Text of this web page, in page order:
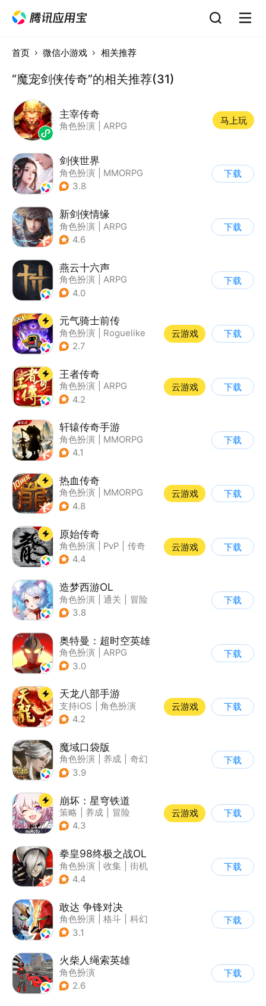
首页 微信小游戏 相关推荐
“魔宠剑侠传奇”的相关推荐(31)
主宰传奇
角色扮演 ARPG
马上玩
剑侠世界
角色扮演
MMORPG
| 武侠
3.8
下载
新剑侠情缘
角色扮演
ARPG
| 武侠
4.6
下载
燕云十六声
角色扮演
ARPG
| 武侠
4.0
下载
元气骑士前传
角色扮演
Roguelike
| 地牢
2.7
云游戏 下载
王者传奇
角色扮演
ARPG
| 传奇
4.2
云游戏 下载
轩辕传奇手游
角色扮演
MMORPG
| 神话
4.1
下载
热血传奇
角色扮演
MMORPG
| 传奇
4.8
云游戏 下载
原始传奇
角色扮演 PvP
传奇
| 自由交易
4.4
云游戏 下载
造梦西游OL
角色扮演 通关
冒险
| 剧情
3.8
下载
奥特曼：超时空英雄
角色扮演
ARPG
| 奇幻
3.0
下载
天龙八部手游
支持iOS
角色扮演
| MMORPG
4.2
云游戏 下载
魔域口袋版
角色扮演 养成
奇幻
| 魔域
3.9
下载
崩坏：星穹铁道
策略 养成
冒险
| 崩坏
4.3
云游戏 下载
拳皇98终极之战OL
角色扮演 收集
街机
| 拳皇
4.4
下载
敢达 争锋对决
角色扮演 格斗
科幻
| 敢达
3.1
下载
火柴人绳索英雄
角色扮演
| 第三人称射击
2.6
下载